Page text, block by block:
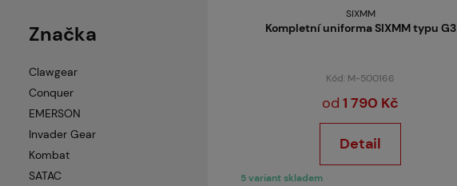
Značka
Clawgear
Conquer
EMERSON
Invader Gear
Kombat
SATAC
SIXMM
Kompletní uniforma SIXMM typu G3
Kód: M-500166
od 1 790 Kč
Detail
5 variant skladem